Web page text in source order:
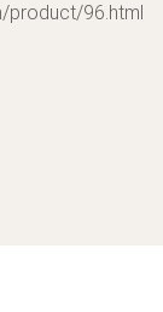
product/96.html